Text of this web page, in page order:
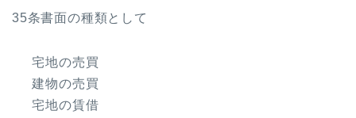
35条書面の種類として
宅地の売買
建物の売買
宅地の賃借